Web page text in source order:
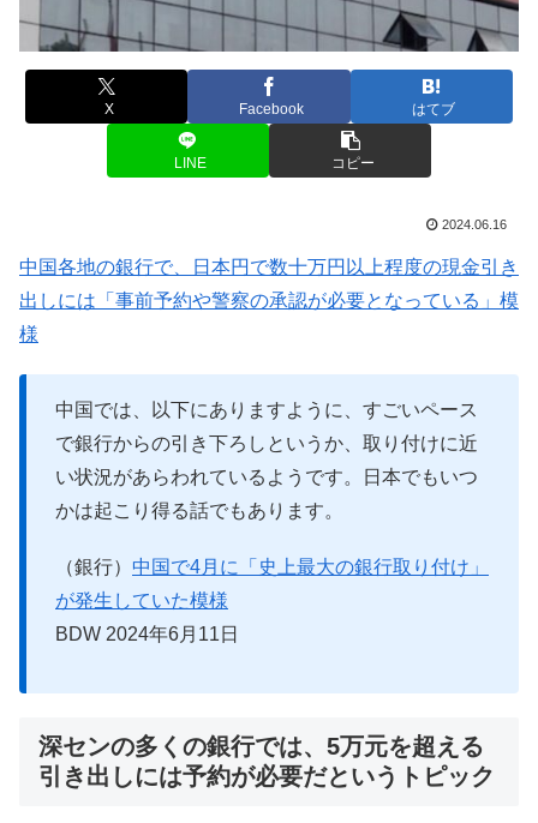
X Facebook はてブ
LINE コピー
2024.06.16
中国各地の銀行で、日本円で数十万円以上程度の現金引き
出しには「事前予約や警察の承認が必要となっている」模
様
中国では、以下にありますように、すごいペース
で銀行からの引き下ろしというか、取り付けに近
い状況があらわれているようです。日本でもいつ
かは起こり得る話でもあります。
（銀行） 中国で4月に「史上最大の銀行取り付け」
が発生していた模様
BDW 2024年6月11日
深センの多くの銀行では、5万元を超える
引き出しには予約が必要だというトピック